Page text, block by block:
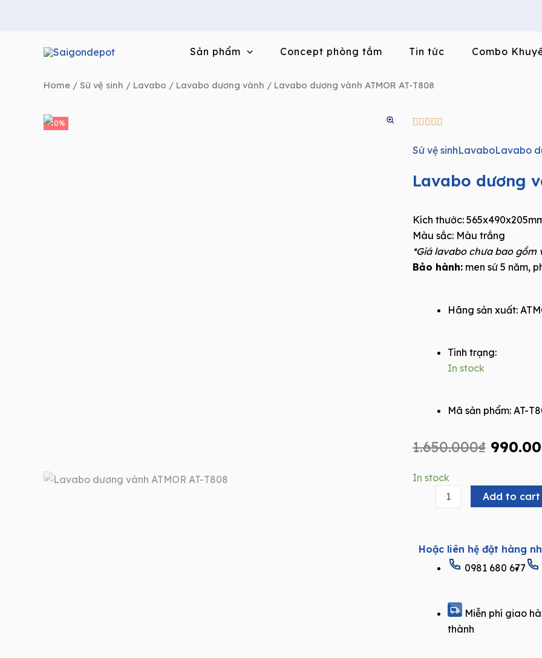
Sản phẩm Concept phòng tắm Tin tức Combo
Home / Sứ vệ sinh / Lavabo / Lavabo dương vành / Lavabo dương vành ATMOR AT-T808
-40%     
Sứ vệ sinhLavaboLavabo
Lavabo dương
Kích thước:
Màu sắc: Màu trắng
*Giá lavabo chưa bao gồm
Bảo hành: men sứ 5 năm,
Hãng sản xuất:
Tình trạng:
In stock
Mã sản phẩm: AT-
1.650.000₫
In stock
Lavabo
T808
quantity
Add to cart
Hoặc liên hệ đặt hàng
0981 680 677
Miễn phí giao
thành